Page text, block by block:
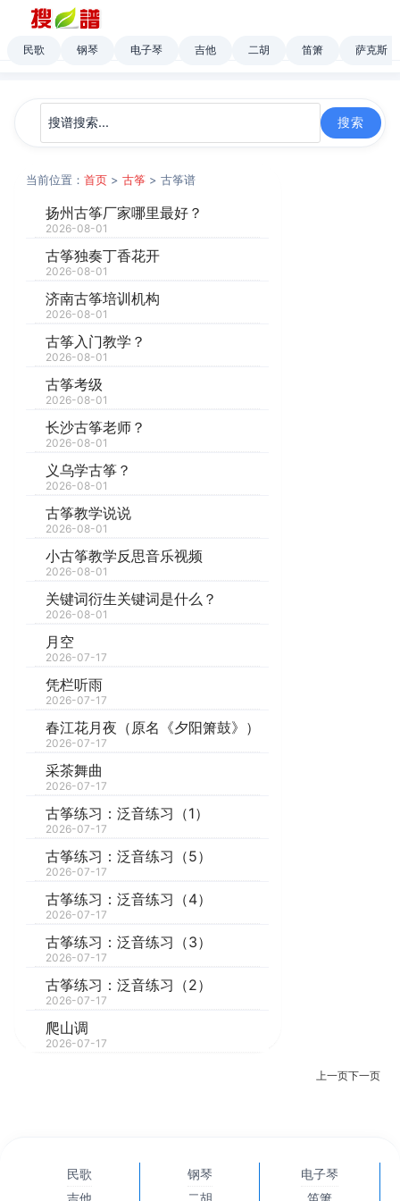
民歌 钢琴 电子琴 吉他 二胡 笛箫 萨克斯
当前位置：首页 >古筝 > 古筝谱
扬州古筝厂家哪里最好？
2026-08-01
古筝独奏丁香花开
2026-08-01
济南古筝培训机构
2026-08-01
古筝入门教学？
2026-08-01
古筝考级
2026-08-01
长沙古筝老师？
2026-08-01
义乌学古筝？
2026-08-01
古筝教学说说
2026-08-01
小古筝教学反思音乐视频
2026-08-01
关键词衍生关键词是什么？
2026-08-01
月空
2026-07-17
凭栏听雨
2026-07-17
春江花月夜（原名《夕阳箫鼓》）
2026-07-17
采茶舞曲
2026-07-17
古筝练习：泛音练习（1）
2026-07-17
古筝练习：泛音练习（5）
2026-07-17
古筝练习：泛音练习（4）
2026-07-17
古筝练习：泛音练习（3）
2026-07-17
古筝练习：泛音练习（2）
2026-07-17
爬山调
2026-07-17
上一页下一页
民歌 钢琴
电子琴
吉他
二胡 笛箫